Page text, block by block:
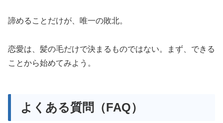
諦めることだけが、唯一の敗北。
恋愛は、髪の毛だけで決まるものではない。まず、できる
ことから始めてみよう。
よくある質問（FAQ）